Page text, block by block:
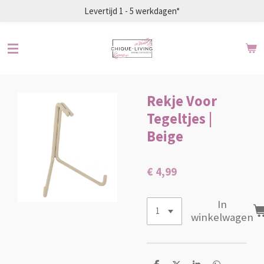
de
Levertijd 1 - 5 werkdagen*
Rekje Voor
Tegeltjes |
Beige
€ 4,99
In
winkelwagen